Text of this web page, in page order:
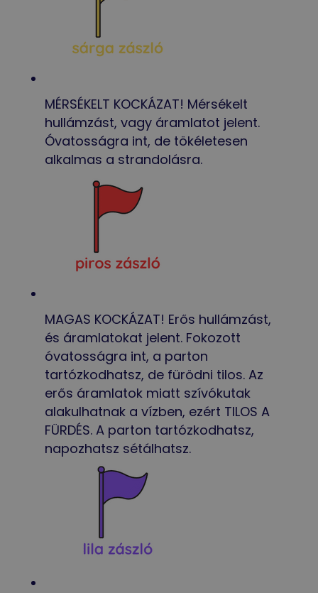
MÉRSÉKELT KOCKÁZAT! Mérsékelt
hullámzást, vagy áramlatot jelent.
Óvatosságra int, de tökéletesen
alkalmas a strandolásra.
MAGAS KOCKÁZAT! Erős hullámzást,
és áramlatokat jelent. Fokozott
óvatosságra int, a parton
tartózkodhatsz, de fürödni tilos. Az
erős áramlatok miatt szívókutak
alakulhatnak a vízben, ezért TILOS A
FÜRDÉS. A parton tartózkodhatsz,
napozhatsz sétálhatsz.